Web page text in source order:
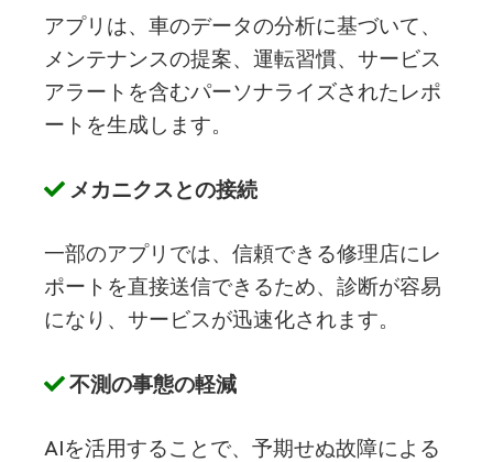
アプリは、車のデータの分析に基づいて、
メンテナンスの提案、運転習慣、サービス
アラートを含むパーソナライズされたレポ
ートを生成します。
メカニクスとの接続
一部のアプリでは、信頼できる修理店にレ
ポートを直接送信できるため、診断が容易
になり、サービスが迅速化されます。
不測の事態の軽減
AIを活用することで、予期せぬ故障による